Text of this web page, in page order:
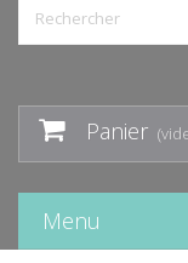
Panier
Menu